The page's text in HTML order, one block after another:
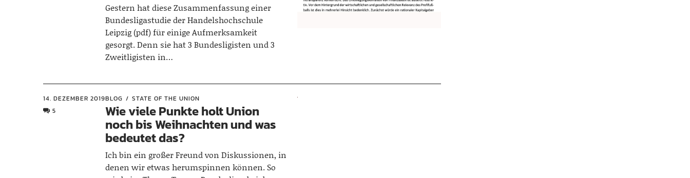
Gestern hat diese Zusammenfassung einer
Bundesligastudie der Handelshochschule
Leipzig (pdf) für einige Aufmerksamkeit
gesorgt. Denn sie hat 3 Bundesligisten und 3
Zweitligisten in…
14. DEZEMBER 2019
5
BLOG STATE OF THE UNION
Wie viele Punkte holt Union
noch bis Weihnachten und was
bedeutet das?
Ich bin ein großer Freund von Diskussionen, in
denen wir etwas herumspinnen können. So